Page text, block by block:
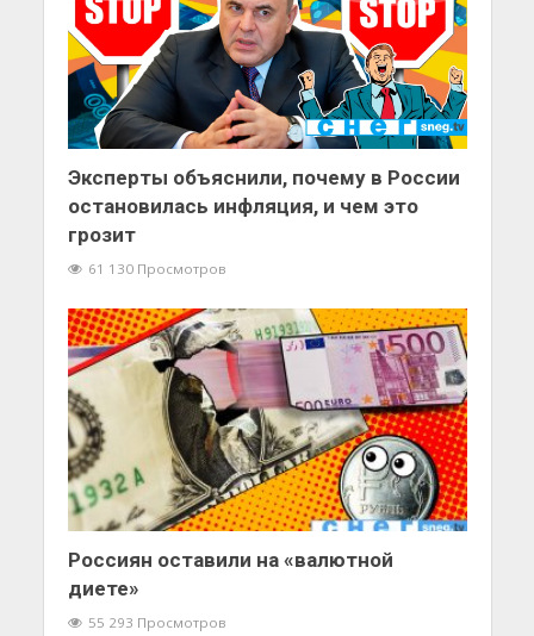
Эксперты объяснили, почему в России
остановилась инфляция, и чем это
грозит
61 130 Просмотров
Россиян оставили на «валютной
диете»
55 293 Просмотров